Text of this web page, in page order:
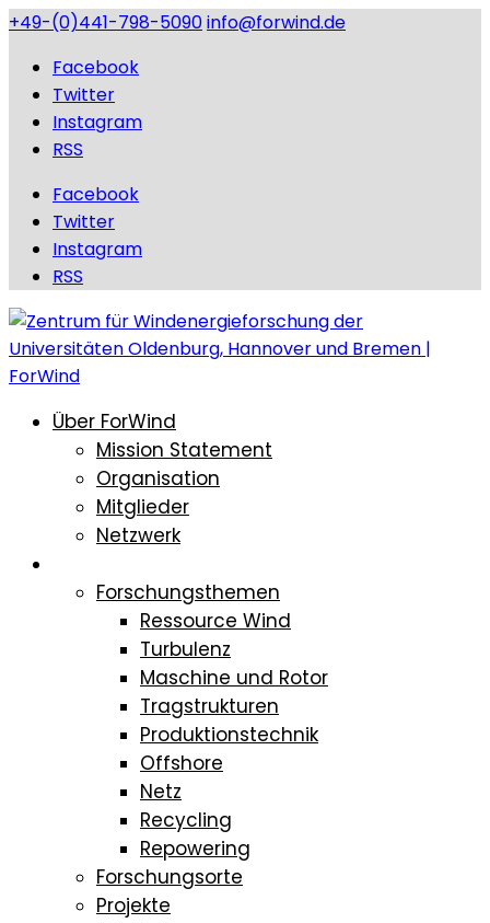
+49-(0)441-798-5090info@forwind.de
Facebook
Twitter
Instagram
RSS
Facebook
Twitter
Instagram
RSS
Über ForWind
Mission Statement
Organisation
Mitglieder
Netzwerk
Forschungsthemen
Ressource Wind
Turbulenz
Maschine und Rotor
Tragstrukturen
Produktionstechnik
Offshore
Netz
Recycling
Repowering
Forschungsorte
Projekte